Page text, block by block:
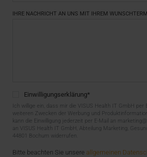
IHRE NACHRICHT AN UNS MIT IHREM
Einwilligungserklärung*
Ich willige ein, dass mir die VISUS Health IT GmbH
weiteren Zwecken der Werbung und
kann die Einwilligung jederzeit per E-Mail an
an VISUS Health IT GmbH, Abteilung Marketing,
44801 Bochum widerrufen.
Bitte beachten Sie unsere allgemeinen